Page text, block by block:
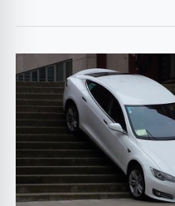
cu
Tesla
pe
scări!
Un
șofer
a